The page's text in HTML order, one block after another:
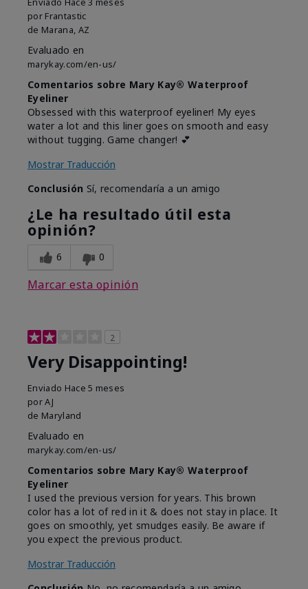
por Frantastic
de Marana, AZ
Evaluado en
marykay.com/en-us/
Comentarios sobre Mary Kay® Waterproof
Eyeliner
Obsessed with this waterproof eyeliner! My eyes
water a lot and this liner goes on smooth and easy
without tugging. Game changer! 💕
Mostrar Traducción
Conclusión Sí, recomendaría a un amigo
¿Le ha resultado útil esta
opinión?
6 0
Marcar esta opinión
2
Very Disappointing!
Enviado Hace 5 meses
porAJ
de Maryland
Evaluado en
marykay.com/en-us/
Comentarios sobre Mary Kay® Waterproof
Eyeliner
I used the previous version for years. This brown
color has a lot of red in it & does not stay in place. It
goes on smoothly, yet smudges easily. Be aware if
you expect the previous product.
Mostrar Traducción